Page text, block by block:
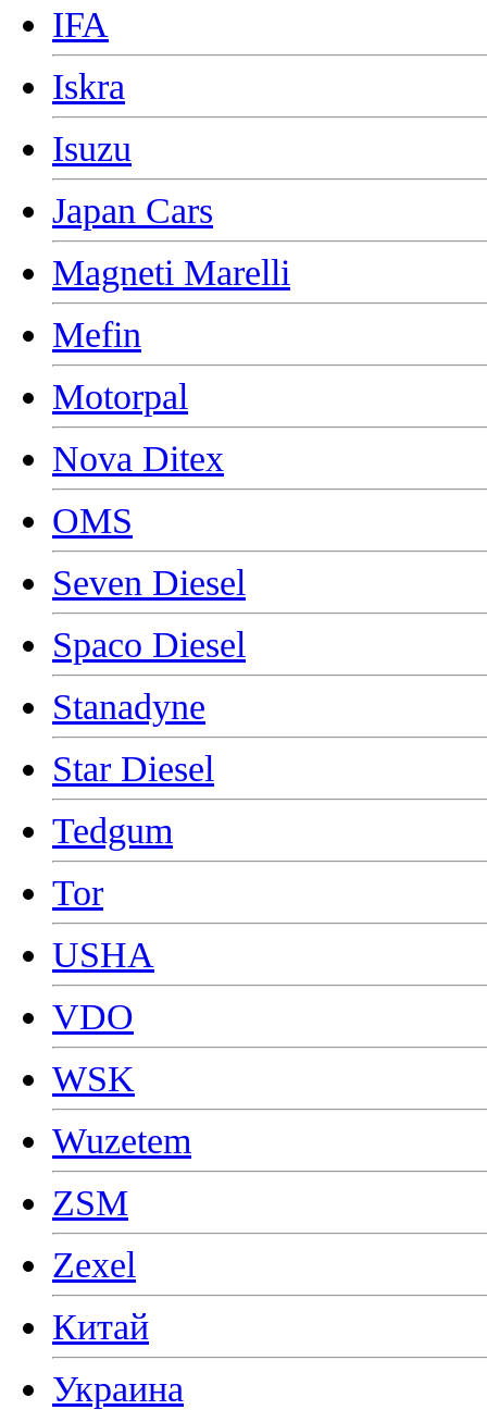
IFA
Iskra
Isuzu
Japan Cars
Magneti Marelli
Mefin
Motorpal
Nova Ditex
OMS
Seven Diesel
Spaco Diesel
Stanadyne
Star Diesel
Tedgum
Tor
USHA
VDO
WSK
Wuzetem
ZSM
Zexel
Китай
Украина